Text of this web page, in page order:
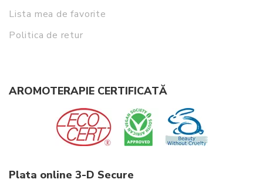
Lista mea de favorite
Politica de retur
AROMOTERAPIE CERTIFICATĂ
Plata online 3-D Secure